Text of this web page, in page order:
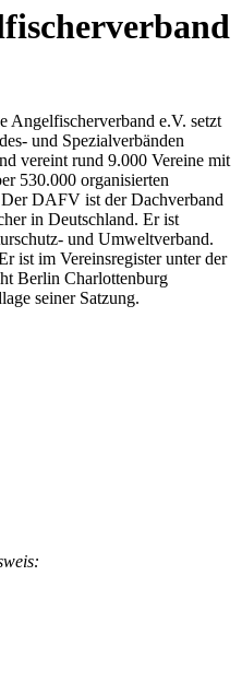
Angelfischerverband e.V. setzt
und Spezialverbänden
vereint rund 9.000 Vereine mit
530.000 organisierten
DAFV ist der Dachverband
in Deutschland. Er ist
und Umweltverband.
ist im Vereinsregister unter der
Berlin Charlottenburg
seiner Satzung.